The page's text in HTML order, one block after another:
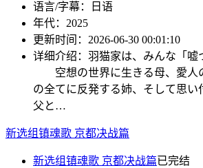
语言/字幕：
日语
年代： 2025
更新时间： 2026-06-30 00:01:10
详细介绍： 羽猫家は、みんな「
空想の世界に生きる母、愛人
の全てに反発する姉、そして思い
父と…
新选组镇魂歌 京都决战篇
新选组镇魂歌 京都决战篇已完结